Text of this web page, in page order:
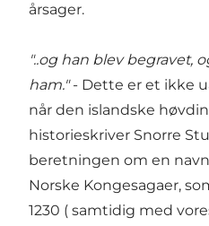
årsager.
"..og han blev begravet,
ham."- Dette er et ikke
når den islandske
historieskriver Snorre
beretningen om en
Norske Kongesagaer,
1230 ( samtidig med